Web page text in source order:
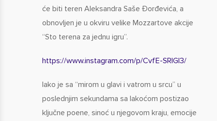
će biti teren Aleksandra Saše Đorđevića, a
obnovljen je u okviru velike Mozzartove akcije
“Sto terena za jednu igru”.
https://www.instagram.com/p/CvfE-SRIGl3/
Iako je sa “mirom u glavi i vatrom u srcu” u
poslednjim sekundama sa lakoćom postizao
ključne poene, sinoć u njegovom kraju, emocije